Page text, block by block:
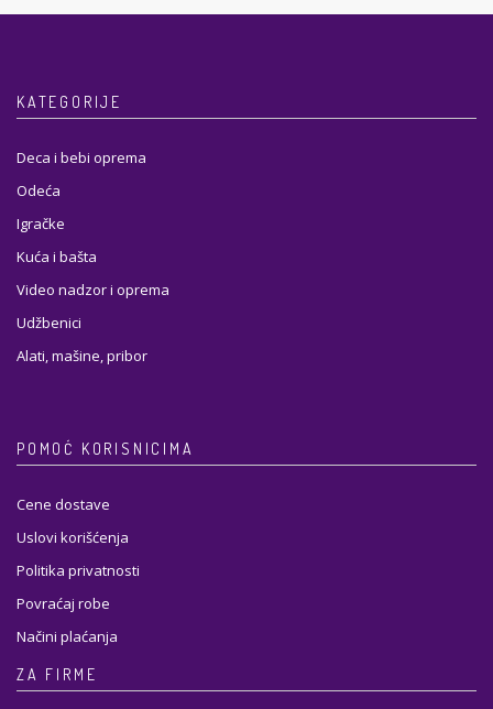
KATEGORIJE
Deca i bebi oprema
Odeća
Igračke
Kuća i bašta
Video nadzor i oprema
Udžbenici
Alati, mašine, pribor
POMOĆ KORISNICIMA
Cene dostave
Uslovi korišćenja
Politika privatnosti
Povraćaj robe
Načini plaćanja
ZA FIRME